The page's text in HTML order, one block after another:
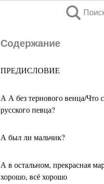
Содержание
ПРЕДИСЛОВИЕ
А А без тернового венца/Что
русского певца?
А был ли мальчик?
А в остальном, прекрасная
хорошо, всё хорошо